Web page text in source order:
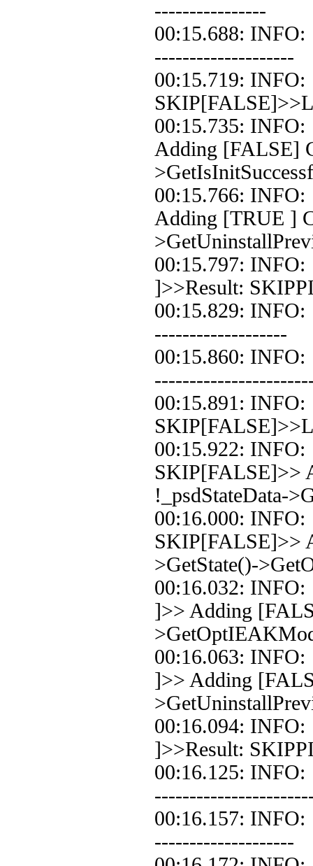
----------------
00:15.688:
--------------------
00:15.719:
00:15.735:
Adding [FALSE]
00:15.766:
Adding [TRUE ]
00:15.797:
]>>Result:
00:15.829:
-------------------
00:15.860:
00:15.891:
00:15.922:
SKIP[FALSE]>>
!_psdStateData-
00:16.000:
SKIP[FALSE]>>
>GetState()-
00:16.032:
]>> Adding
00:16.063:
]>> Adding
00:16.094:
]>>Result:
00:16.125:
00:16.157:
--------------------